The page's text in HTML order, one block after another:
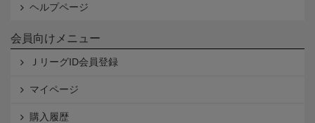
ヘルプページ
会員向けメニュー
ＪリーグID会員登録
マイページ
購入履歴